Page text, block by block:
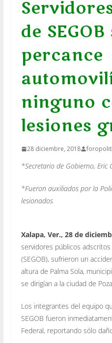
de
percance
ninguno
lesiones
28 diciembre, 2018
*Secretario de Gobierno, Eric
*Fueron auxiliados por la
lesionados
Xalapa, Ver., 28 de
servidores públicos
(SEGOB), sufrieron un
altura de Palma Sola,
se dirigían a la ciudad de
Los integrantes del equipo
SEGOB fueron
Federal, reportando sólo